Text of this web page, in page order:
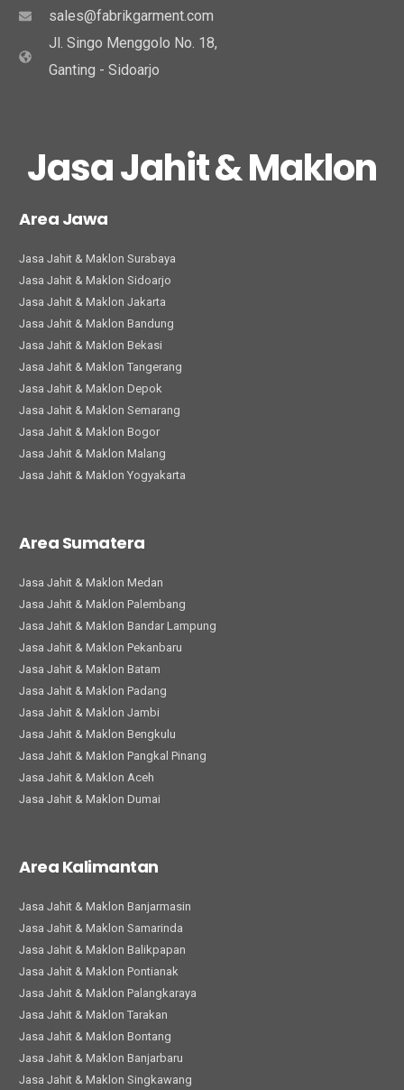
sales@fabrikgarment.com
Jl. Singo Menggolo No. 18,
Ganting - Sidoarjo
Jasa Jahit & Maklon
Area Jawa
Jasa Jahit & Maklon Surabaya
Jasa Jahit & Maklon Sidoarjo
Jasa Jahit & Maklon Jakarta
Jasa Jahit & Maklon Bandung
Jasa Jahit & Maklon Bekasi
Jasa Jahit & Maklon Tangerang
Jasa Jahit & Maklon Depok
Jasa Jahit & Maklon Semarang
Jasa Jahit & Maklon Bogor
Jasa Jahit & Maklon Malang
Jasa Jahit & Maklon Yogyakarta
Area Sumatera
Jasa Jahit & Maklon Medan
Jasa Jahit & Maklon Palembang
Jasa Jahit & Maklon Bandar Lampung
Jasa Jahit & Maklon Pekanbaru
Jasa Jahit & Maklon Batam
Jasa Jahit & Maklon Padang
Jasa Jahit & Maklon Jambi
Jasa Jahit & Maklon Bengkulu
Jasa Jahit & Maklon Pangkal Pinang
Jasa Jahit & Maklon Aceh
Jasa Jahit & Maklon Dumai
Area Kalimantan
Jasa Jahit & Maklon Banjarmasin
Jasa Jahit & Maklon Samarinda
Jasa Jahit & Maklon Balikpapan
Jasa Jahit & Maklon Pontianak
Jasa Jahit & Maklon Palangkaraya
Jasa Jahit & Maklon Tarakan
Jasa Jahit & Maklon Bontang
Jasa Jahit & Maklon Banjarbaru
Jasa Jahit & Maklon Singkawang